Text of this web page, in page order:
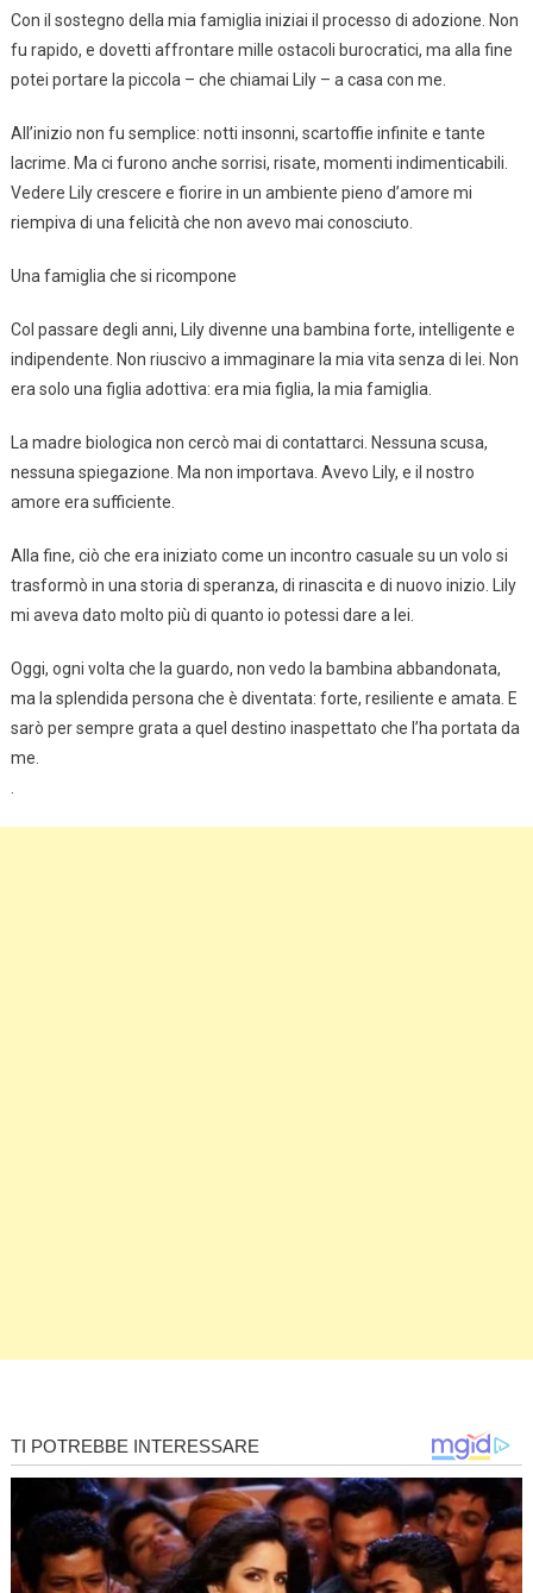
Con il sostegno della mia famiglia iniziai il processo di adozione. Non
fu rapido, e dovetti affrontare mille ostacoli burocratici, ma alla fine
potei portare la piccola – che chiamai Lily – a casa con me.
All’inizio non fu semplice: notti insonni, scartoffie infinite e tante
lacrime. Ma ci furono anche sorrisi, risate, momenti indimenticabili.
Vedere Lily crescere e fiorire in un ambiente pieno d’amore mi
riempiva di una felicità che non avevo mai conosciuto.
Una famiglia che si ricompone
Col passare degli anni, Lily divenne una bambina forte, intelligente e
indipendente. Non riuscivo a immaginare la mia vita senza di lei. Non
era solo una figlia adottiva: era mia figlia, la mia famiglia.
La madre biologica non cercò mai di contattarci. Nessuna scusa,
nessuna spiegazione. Ma non importava. Avevo Lily, e il nostro
amore era sufficiente.
Alla fine, ciò che era iniziato come un incontro casuale su un volo si
trasformò in una storia di speranza, di rinascita e di nuovo inizio. Lily
mi aveva dato molto più di quanto io potessi dare a lei.
Oggi, ogni volta che la guardo, non vedo la bambina abbandonata,
ma la splendida persona che è diventata: forte, resiliente e amata. E
sarò per sempre grata a quel destino inaspettato che l’ha portata da
me.